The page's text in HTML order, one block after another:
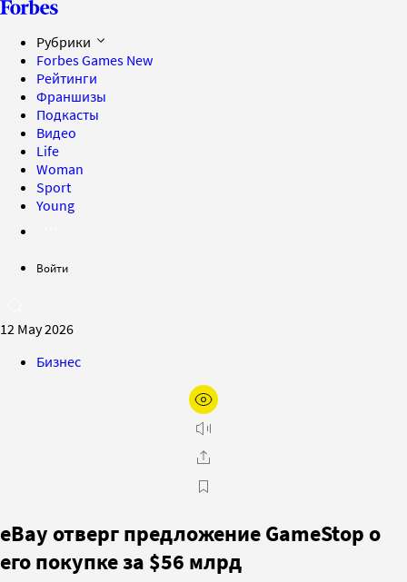
Рубрики
Forbes Games New
Рейтинги
Франшизы
Подкасты
Видео
Life
Woman
Sport
Young
Войти
12 May 2026
Бизнес
eBay отверг предложение GameStop о
его покупке за $56 млрд